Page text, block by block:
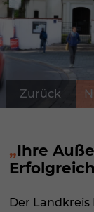
Ihre
Der Landkreis
Zurück